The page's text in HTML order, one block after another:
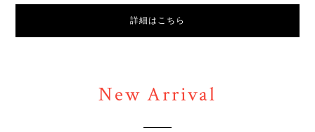
詳細はこちら
New Arrival